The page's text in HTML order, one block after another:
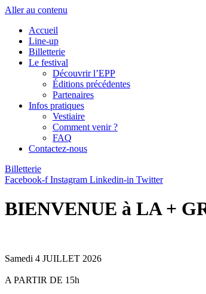
Aller au contenu
Accueil
Line-up
Billetterie
Le festival
Découvrir l’EPP
Éditions précédentes
Partenaires
Infos pratiques
Vestiaire
Comment venir ?
FAQ
Contactez-nous
Billetterie
Facebook-f Instagram Linkedin-in Twitter
BIENVENUE à LA +
Samedi 4 JUILLET 2026
A PARTIR DE 15h